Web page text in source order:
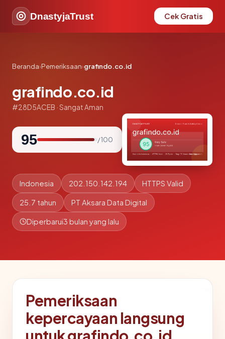
DnastyjaTrust Cek Gratis
Beranda›Pemeriksaan›grafindo.co.id
grafindo.co.id
#28D5ACEB · Sangat Aman
95 / 100
Indonesia 202.150.142.194 HTTPS Valid
25.7 tahun PT Aksara Data Digital
Diperbarui3 bulan yang lalu
Pemeriksaan
kepercayaan langsung